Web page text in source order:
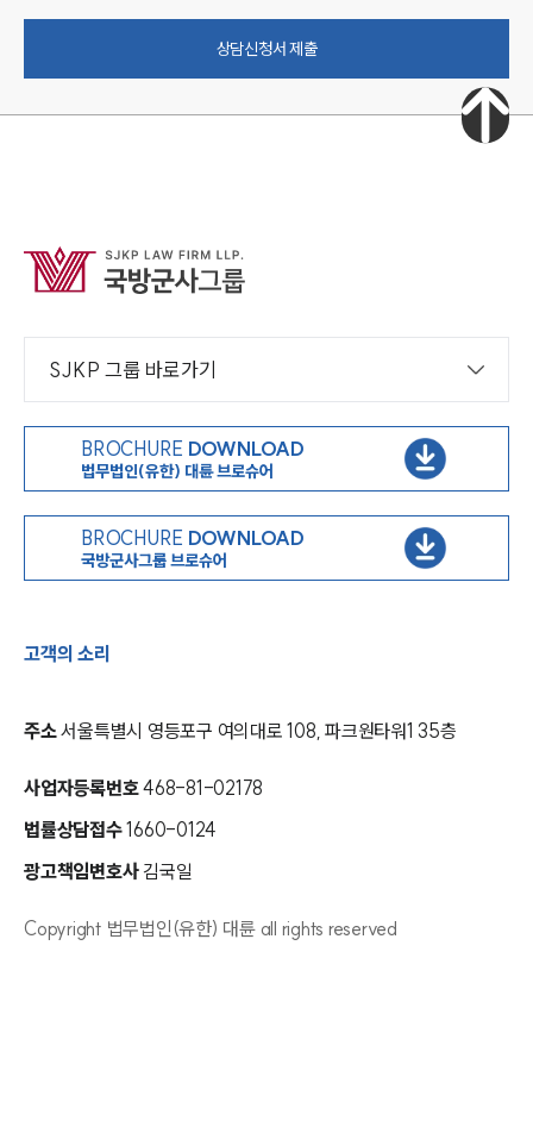
상담신청서 제출
SJKP 그룹 바로가기
BROCHURE DOWNLOAD
법무법인(유한) 대륜 브로슈어
BROCHURE DOWNLOAD
국방군사그룹 브로슈어
고객의 소리
주소서울특별시 영등포구 여의대로 108, 파크원타워1 35층
사업자등록번호468-81-02178
법률상담접수1660-0124
광고책임변호사 김국일
Copyright 법무법인(유한) 대륜 all rights reserved